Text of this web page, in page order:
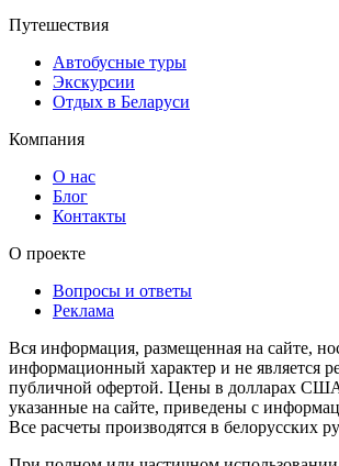
Путешествия
Автобусные туры
Экскурсии
Отдых в Беларуси
Компания
О нас
Блог
Контакты
О проекте
Вопросы и ответы
Реклама
Вся информация, размещенная на сайте,
информационный характер и не является
публичной офертой. Цены в долларах
указанные на сайте, приведены с
Все расчеты производятся в белорусских